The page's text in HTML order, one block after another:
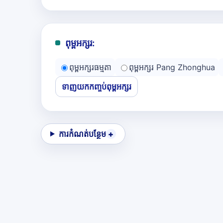
ពុម្ពអក្សរ:
ពុម្ពអក្សរធម្មតា
ពុម្ពអក្សរ Pang Zhonghua
ទាញយកកញ្ចប់ពុម្ពអក្សរ
ការកំណត់បន្ថែម